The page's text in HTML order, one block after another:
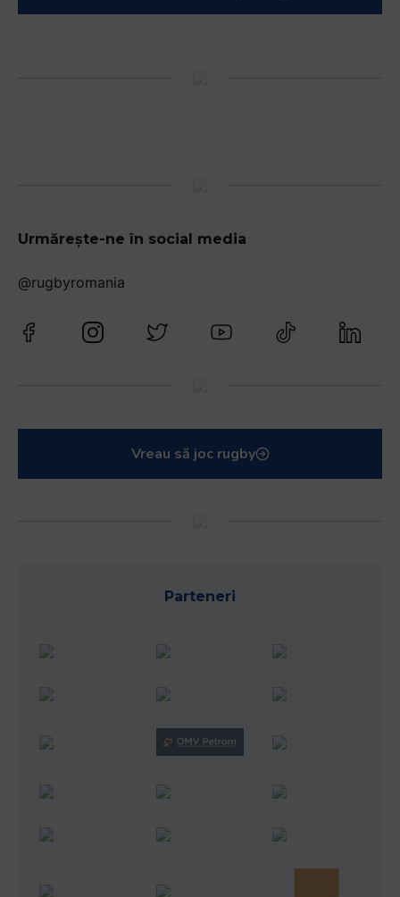
Urmărește-ne în social media
@rugbyromania
Vreau să joc rugby
Parteneri